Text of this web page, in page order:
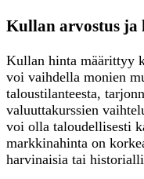
Kullan arvostus ja
Kullan hinta määrittyy
voi vaihdella monien
taloustilanteesta,
valuuttakurssien
voi olla taloudellisesti
markkinahinta on
harvinaisia tai